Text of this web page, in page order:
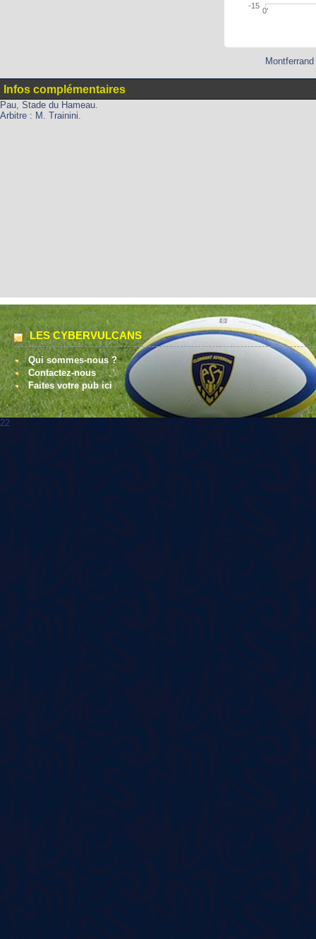
0'
-15
Infos complémentaires
Pau, Stade du Hameau.
Arbitre : M. Trainini.
LES CYBERVULCANS
Qui sommes-nous ?
Contactez-nous
Faites votre pub ici
22